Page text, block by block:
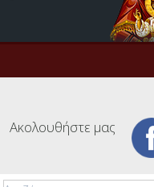
Ακολουθήστε μας